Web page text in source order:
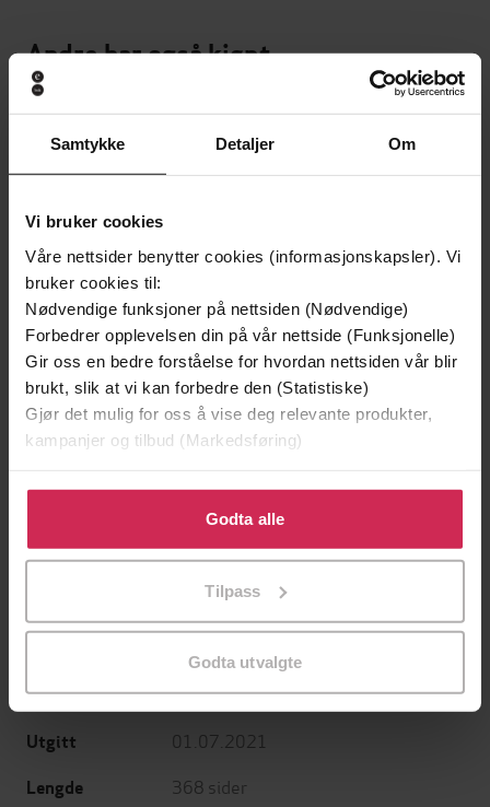
Samtykke Detaljer Om
Vi bruker cookies
Våre nettsider benytter cookies (informasjonskapsler). Vi
bruker cookies til:
Nødvendige funksjoner på nettsiden (Nødvendige)
Forbedrer opplevelsen din på vår nettside (Funksjonelle)
Gir oss en bedre forståelse for hvordan nettsiden vår blir
brukt, slik at vi kan forbedre den (Statistiske)
Gjør det mulig for oss å vise deg relevante produkter,
kampanjer og tilbud (Markedsføring)
Klikk på «Godta alle» for å gi oss ditt samtykke til å
bruke cookies for alle disse formålene. Du kan også
tilpasse ditt samtykke til spesifikke formål ved å klikke
Godta alle
Tilpass
Godta utvalgte
Andre har også kjøpt
299,-
Forlag HarperCollins Nordic
Utgitt 01.07.2021
Lengde 368 sider